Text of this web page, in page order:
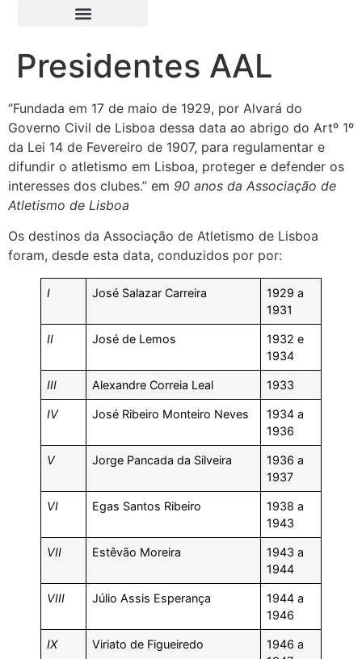
Presidentes AAL
“Fundada em 17 de maio de 1929, por Alvará do
Governo Civil de Lisboa dessa data ao abrigo do Artº 1º
da Lei 14 de Fevereiro de 1907, para regulamentar e
difundir o atletismo em Lisboa, proteger e defender os
interesses dos clubes.” em 90 anos da Associação de
Atletismo de Lisboa
Os destinos da Associação de Atletismo de Lisboa
foram, desde esta data, conduzidos por por:
I José Salazar Carreira
1929 a
1931
II José de Lemos
1932 e
1934
III Alexandre Correia Leal 1933
IV José Ribeiro Monteiro Neves
1934 a
1936
V Jorge Pancada da Silveira
1936 a
1937
VI Egas Santos Ribeiro
1938 a
1943
VII Estêvão Moreira
1943 a
1944
VIII Júlio Assis Esperança
1944 a
1946
IX Viriato de Figueiredo
1946 a